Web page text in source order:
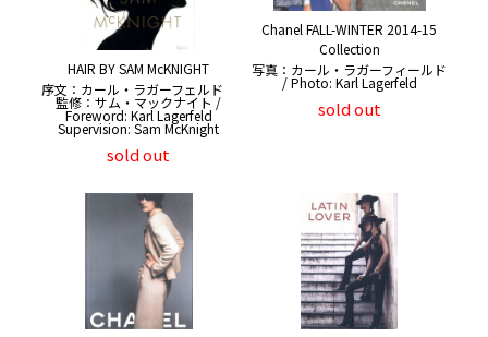
HAIR BY SAM McKNIGHT
序文：カール・ラガーフェルド
監修：サム・マックナイト /
Foreword: Karl Lagerfeld
Supervision: Sam McKnight
sold out
Chanel FALL-WINTER 2014-15
Collection
写真：カール・ラガーフィールド
/ Photo: Karl Lagerfeld
sold out